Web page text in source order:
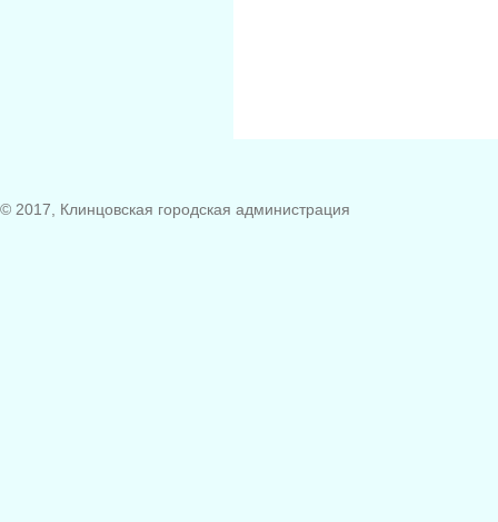
© 2017, Клинцовская городская администрация